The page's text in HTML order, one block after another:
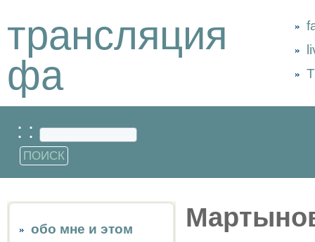
трансляция
фа
: :
обо мне и этом